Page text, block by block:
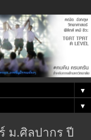
▼
▼
ม.ศิลปากร ปี